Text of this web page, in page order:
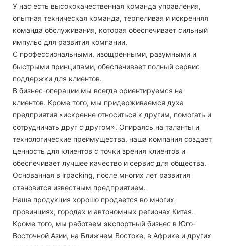
У нас есть высококачественная команда управления,
опытная техническая команда, терпеливая и искренняя
команда обслуживания, которая обеспечивает сильный
импульс для развития компании.
С профессиональными, изощренными, разумными и
быстрыми принципами, обеспечивает полный сервис
поддержки для клиентов.
В бизнес-операции мы всегда ориентируемся на
клиентов. Кроме того, мы придерживаемся духа
предприятия «искренне относиться к другим, помогать и
сотрудничать друг с другом». Опираясь на таланты и
технологические преимущества, наша компания создает
ценность для клиентов с точки зрения клиентов и
обеспечивает лучшее качество и сервис для общества.
Основанная в lrpacking, после многих лет развития
становится известным предприятием.
Наша продукция хорошо продается во многих
провинциях, городах и автономных регионах Китая.
Кроме того, мы работаем экспортный бизнес в Юго-
Восточной Азии, на Ближнем Востоке, в Африке и других